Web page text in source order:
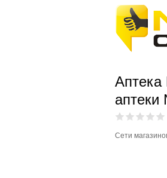
Аптека
аптеки
Сети